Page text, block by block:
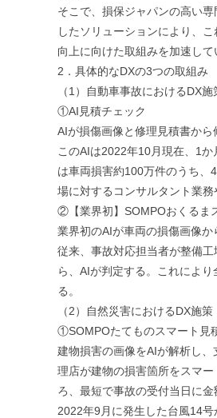
そこで、損保ジャパンの高い
したソリューションにより、
向上に向けた取組みを加速して
2．具体的なDXの3つの取組み
（1）自動車事故におけるDX施
①AI見積チェック
AIが損傷画像と修理見積書か
このAIは2022年10月現在、1
は車両損害約100万件のうち、
場に対するコンサルタント業
②【業界初】SOMPOおくるま
業界初のAIが車両の損傷画像
従来、事故対応担当者が整備
ら、AIが判定する。これによ
る。
（2）自然災害におけるDX施策
①SOMPOたてものスマート見
建物損害の画像をAIが解析し
理店が建物の損害箇所をスマ
ろ、最短で事故の受付当日に
2022年9月に発生した台風14